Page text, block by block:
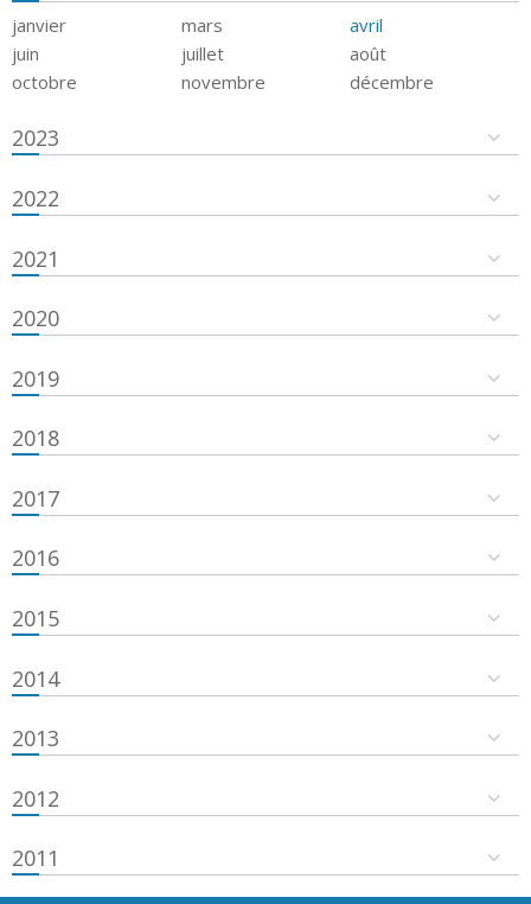
janvier mars
avril
juin
juillet
août
octobre
novembre décembre
2023
2022
2021
2020
2019
2018
2017
2016
2015
2014
2013
2012
2011